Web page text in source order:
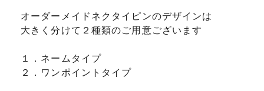
オーダーメイドネクタイピンのデザインは
大きく分けて２種類のご用意ございます
１．ネームタイプ
２．ワンポイントタイプ